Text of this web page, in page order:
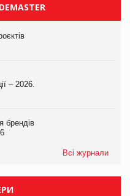
– 2026.
брендів
Всі журнали